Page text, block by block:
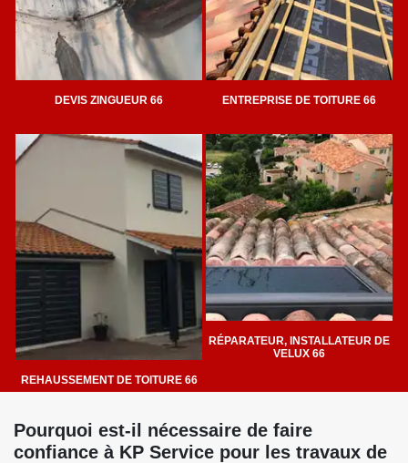
DEVIS ZINGUEUR 66 ENTREPRISE DE TOITURE 66
REHAUSSEMENT DE TOITURE 66
RÉPARATEUR, INSTALLATEUR DE
VELUX 66
Pourquoi est-il nécessaire de faire
confiance à KP Service pour les travaux de